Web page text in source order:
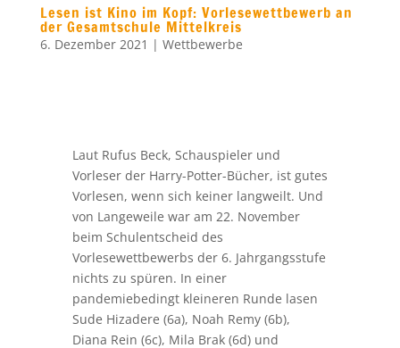
Vorlesen, wenn sich keiner langweilt. Und
von Langeweile war am 22. November
beim Schulentscheid des
Diana Rein (6c), Mila Brak (6d) und
Michael Steenbergen (6e) erst aus ihren
Lieblingsbüchern und danach aus einem
ihnen unbekannten Buch vor.
Noah Remy aus der 6b ging als
Schulsieger hervor. Der Sechstklässler
qualifizierte sich somit für den
Kreisentscheid im Februar des
kommenden Jahres.